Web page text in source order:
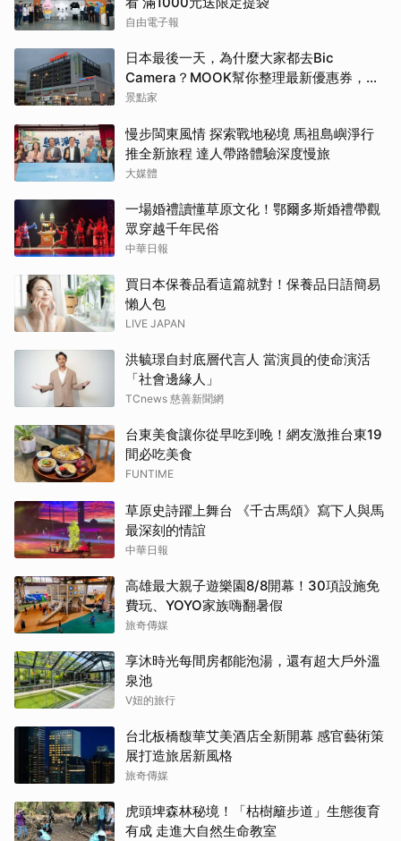
自由電子報
日本最後一天，為什麼大家都去Bic
Camera？MOOK幫你整理最新優惠券，行
前趕快存手機，結帳直接用，最高省10%
景點家
慢步閩東風情 探索戰地秘境 馬祖島嶼淨行
推全新旅程 達人帶路體驗深度慢旅
大媒體
一場婚禮讀懂草原文化！鄂爾多斯婚禮帶觀
眾穿越千年民俗
中華日報
買日本保養品看這篇就對！保養品日語簡易
懶人包
LIVE JAPAN
洪毓璟自封底層代言人 當演員的使命演活
「社會邊緣人」
TCnews 慈善新聞網
台東美食讓你從早吃到晚！網友激推台東19
間必吃美食
FUNTIME
草原史詩躍上舞台 《千古馬頌》寫下人與馬
最深刻的情誼
中華日報
高雄最大親子遊樂園8/8開幕！30項設施免
費玩、YOYO家族嗨翻暑假
旅奇傳媒
享沐時光每間房都能泡湯，還有超大戶外溫
泉池
V妞的旅行
台北板橋馥華艾美酒店全新開幕 感官藝術策
展打造旅居新風格
旅奇傳媒
虎頭埤森林秘境！「枯樹籬步道」生態復育
有成 走進大自然生命教室